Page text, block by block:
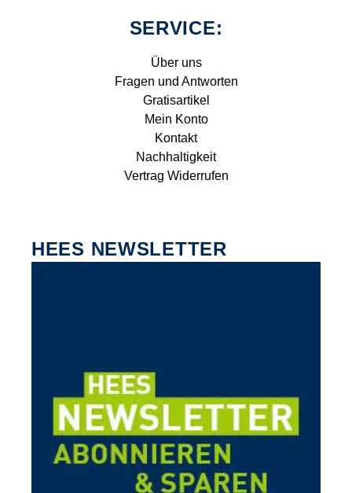
SERVICE:
Über uns
Fragen und Antworten
Gratisartikel
Mein Konto
Kontakt
Nachhaltigkeit
Vertrag Widerrufen
HEES NEWSLETTER